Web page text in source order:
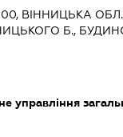
ВІННИЦЬКА
Б.,
управління